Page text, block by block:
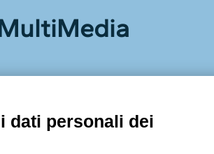
dati personali dei